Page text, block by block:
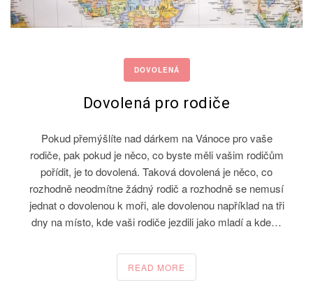
DOVOLENÁ
Dovolená pro rodiče
Pokud přemýšlíte nad dárkem na Vánoce pro vaše
rodiče, pak pokud je něco, co byste měli vašim rodičům
pořídit, je to dovolená. Taková dovolená je něco, co
rozhodně neodmítne žádný rodič a rozhodně se nemusí
jednat o dovolenou k moři, ale dovolenou například na tři
dny na místo, kde vaši rodiče jezdili jako mladí a kde…
READ MORE